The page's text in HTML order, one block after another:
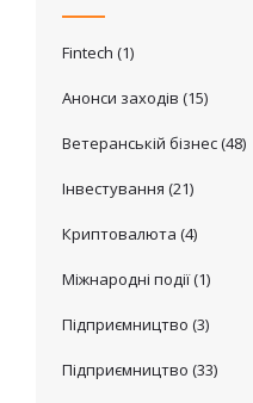
Fintech (1)
Анонси заходів (15)
Ветеранській бізнес(48)
Інвестування (21)
Криптовалюта (4)
Міжнародні події(1)
Підприємництво (3)
Підприємництво (33)